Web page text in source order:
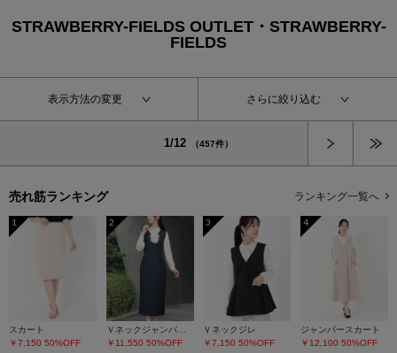
STRAWBERRY-FIELDS OUTLET・STRAWBERRY-
FIELDS
表示方法の変更 さらに絞り込む
1/12 （457件）
売れ筋ランキング ランキング一覧へ
1
スカート
￥7,150 50%OFF
2
Ｖネックジャンパースカート
￥11,550 50%OFF
3
Ｖネックジレ
￥7,150 50%OFF
4
ジャンパースカート
￥12,100 50%OFF